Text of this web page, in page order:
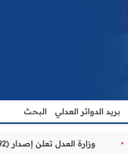
بريد الدوائر العدلي البحث
للمواطنين وزارة العدل تعلن